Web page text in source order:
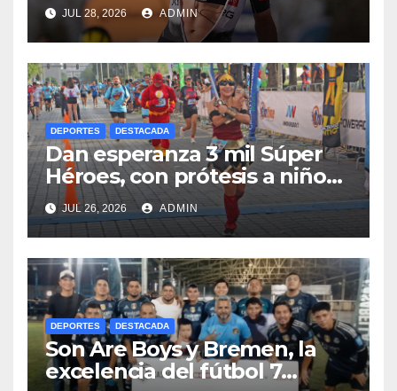
JUL 28, 2026 ADMIN
DEPORTES DESTACADA
Dan esperanza 3 mil Súper
Héroes, con prótesis a niños
y jóvenes.
JUL 26, 2026 ADMIN
DEPORTES DESTACADA
Son Are Boys y Bremen, la
excelencia del fútbol 7